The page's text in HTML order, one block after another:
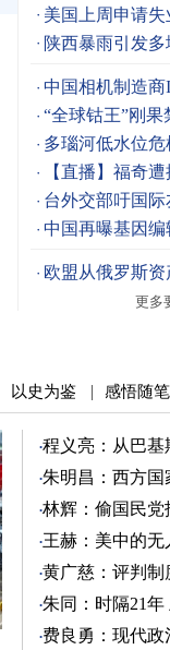
美国上周申请失
陕西暴雨引发
中国相机制造商
“全球钴王”刚
多瑙河低水位
【直播】福奇
台外交部吁国
中国再曝基因编
欧盟从俄罗斯
更多
以史为鉴 | 感悟随笔
程义亮：从巴基
两年
朱明昌：西方国
策？
图
林辉：偷国民党
有刘志丹 图
王赫：美中的无
黄广慈：评判制
否安稳
图
朱同：时隔21
费良勇：现代政